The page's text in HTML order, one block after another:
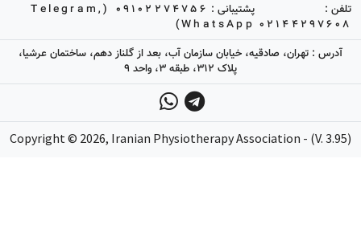
تلفن :
02144297608
پشتیبانی :
09102274756 (Telegram,
WhatsApp)
آدرس : تهران، صادقیه، خیابان سازمان آب، بعد از گلناز دهم، ساختمان عرشیا،
پلاک 312، طبقه 3، واحد 9
Copyright ©2026, Iranian Physiotherapy Association - (V. 3.95)